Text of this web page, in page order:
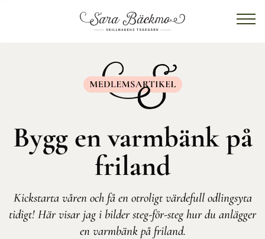
Bygg en varmbänk på
friland
Kickstarta våren och få en otroligt värdefull odlingsyta
tidigt! Här visar jag i bilder steg-för-steg hur du anlägger
en varmbänk på friland.